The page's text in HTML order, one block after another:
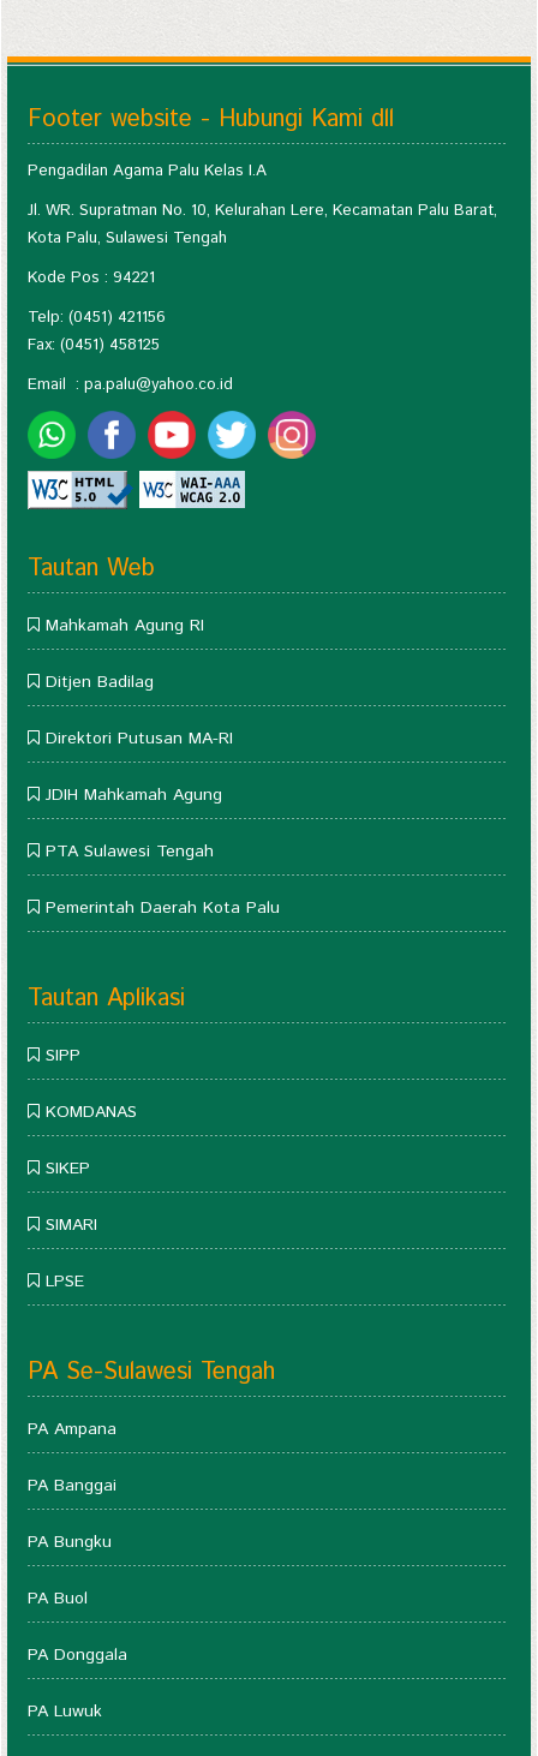
Footer website - Hubungi Kami dll
Pengadilan Agama Palu Kelas I.A
Jl. WR. Supratman No. 10, Kelurahan Lere, Kecamatan Palu Barat,
Kota Palu, Sulawesi Tengah
Kode Pos : 94221
Telp: (0451) 421156
Fax: (0451) 458125
Email : pa.palu@yahoo.co.id
Tautan Web
Mahkamah Agung RI
Ditjen Badilag
Direktori Putusan MA-RI
JDIH Mahkamah Agung
PTA Sulawesi Tengah
Pemerintah Daerah Kota Palu
Tautan Aplikasi
SIPP
KOMDANAS
SIKEP
SIMARI
LPSE
PA Se-Sulawesi Tengah
PA Ampana
PA Banggai
PA Bungku
PA Buol
PA Donggala
PA Luwuk